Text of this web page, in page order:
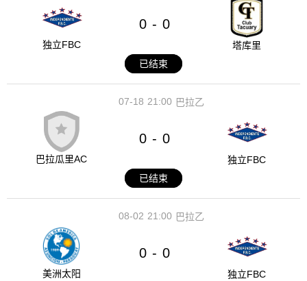
独立FBC
0 - 0
塔库里
已结束
21:00
07-18 巴拉乙
巴拉瓜里AC
0 - 0
独立FBC
已结束
21:00
08-02 巴拉乙
美洲太阳
0 - 0
独立FBC